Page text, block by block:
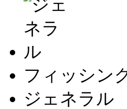
フィッシン
ジェネラル